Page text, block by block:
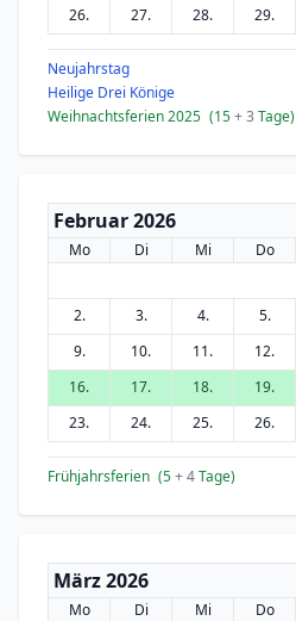
26.
27. 28. 29.
Neujahrstag
Heilige Drei Könige
Weihnachtsferien 2025 (15+ 3 Tage)
Februar 2026
Mo Di Mi Do
2.
3. 4. 5.
9.
10. 11. 12.
16.
17. 18. 19.
23.
24. 25. 26.
Frühjahrsferien (5+ 4Tage)
März 2026
Mo Di Mi Do